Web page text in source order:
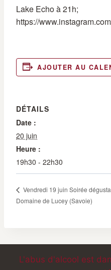
Lake Echo à 21h;
https://
AJOUTER AU
DÉTAILS
Date :
20 juin
Heure :
19h30 - 22h30
Vendredi 19 juin Soirée
Domaine de Lucey (Savoie)
L'abus d'alcool est